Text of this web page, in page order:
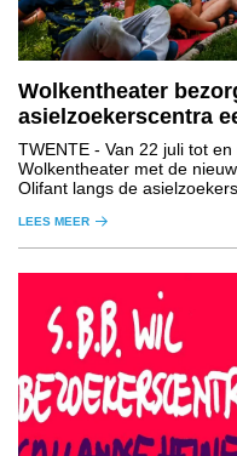
Wolkentheater
asielzoekerscentra
TWENTE - Van 22 juli tot
Wolkentheater met de
Olifant langs de
LEES MEER